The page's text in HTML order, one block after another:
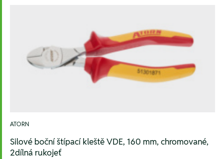
ATORN
Silové boční štípací kleště VDE, 160 mm, chromované,
2dílná rukojeť